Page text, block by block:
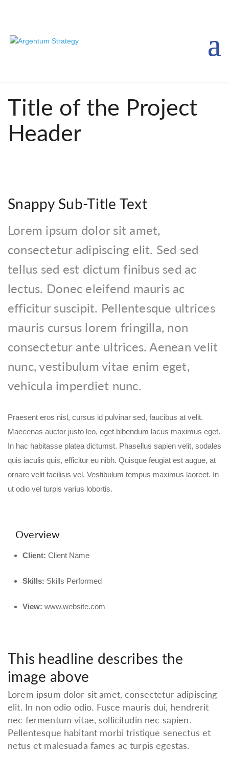
Title of the Project
Header
Snappy Sub-Title Text
Lorem ipsum dolor sit amet,
consectetur adipiscing elit. Sed sed
tellus sed est dictum finibus sed ac
lectus. Donec eleifend mauris ac
efficitur suscipit. Pellentesque ultrices
mauris cursus lorem fringilla, non
consectetur ante ultrices. Aenean velit
nunc, vestibulum vitae enim eget,
vehicula imperdiet nunc.
Praesent eros nisl, cursus id pulvinar sed, faucibus at velit.
Maecenas auctor justo leo, eget bibendum lacus maximus eget.
In hac habitasse platea dictumst. Phasellus sapien velit, sodales
quis iaculis quis, efficitur eu nibh. Quisque feugiat est augue, at
ornare velit facilisis vel. Vestibulum tempus maximus laoreet. In
ut odio vel turpis varius lobortis.
Overview
Client: Client Name
Skills: Skills Performed
View: www.website.com
This headline describes the
image above
Lorem ipsum dolor sit amet, consectetur adipiscing
elit. In non odio odio. Fusce mauris dui, hendrerit
nec fermentum vitae, sollicitudin nec sapien.
Pellentesque habitant morbi tristique senectus et
netus et malesuada fames ac turpis egestas.